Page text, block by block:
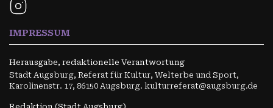
IMPRESSUM
Herausgabe, redaktionelle Verantwortung
Stadt Augsburg, Referat für Kultur, Welterbe und Sport,
Karolinenstr. 17, 86150 Augsburg. kulturreferat@augsburg.de